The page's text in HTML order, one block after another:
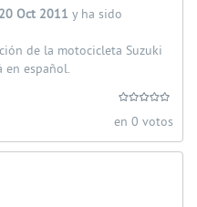
20 Oct 2011 y ha sido
de la motocicleta Suzuki
en español.
en 0 votos